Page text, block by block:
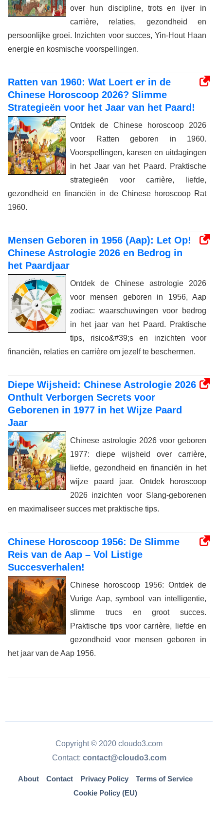
over hun discipline, trots en ijver in
carrière, relaties, gezondheid en
persoonlijke groei. Inzichten voor succes, Yin-Hout Haan
energie en kosmische voorspellingen.
Ratten van 1960: Wat Loert er in de
Chinese Horoscoop 2026? Slimme
Strategieën voor het Jaar van het Paard!
Ontdek de Chinese horoscoop 2026
voor Ratten geboren in 1960.
Voorspellingen, kansen en uitdagingen
in het Jaar van het Paard. Praktische
strategieën voor carrière, liefde,
gezondheid en financiën in de Chinese horoscoop Rat
1960.
Mensen Geboren in 1956 (Aap): Let Op!
Chinese Astrologie 2026 en Bedrog in
het Paardjaar
Ontdek de Chinese astrologie 2026
voor mensen geboren in 1956, Aap
zodiac: waarschuwingen voor bedrog
in het jaar van het Paard. Praktische
tips, risico&#39;s en inzichten voor
financiën, relaties en carrière om jezelf te beschermen.
Diepe Wijsheid: Chinese Astrologie 2026
Onthult Verborgen Secrets voor
Geborenen in 1977 in het Wijze Paard
Jaar
Chinese astrologie 2026 voor geboren
1977: diepe wijsheid over carrière,
liefde, gezondheid en financiën in het
wijze paard jaar. Ontdek horoscoop
2026 inzichten voor Slang-geborenen
en maximaliseer succes met praktische tips.
Chinese Horoscoop 1956: De Slimme
Reis van de Aap – Vol Listige
Succesverhalen!
Chinese horoscoop 1956: Ontdek de
Vurige Aap, symbool van intelligentie,
slimme trucs en groot succes.
Praktische tips voor carrière, liefde en
gezondheid voor mensen geboren in
het jaar van de Aap 1956.
Copyright © 2020 cloudo3.com
Contact: contact@cloudo3.com
About Contact Privacy Policy
Terms of Service
Cookie Policy (EU)